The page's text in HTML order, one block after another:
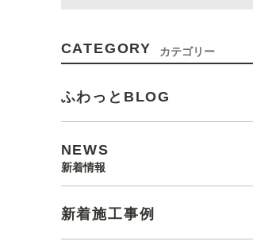
CATEGORY カテゴリー
ふわっとBLOG
NEWS
新着情報
新着施工事例